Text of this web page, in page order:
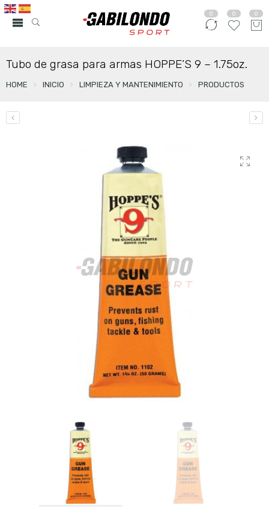
0 0 0
Tubo de grasa para armas HOPPE’S 9 – 1.75oz.
HOME INICIO LIMPIEZA Y MANTENIMIENTO PRODUCTOS